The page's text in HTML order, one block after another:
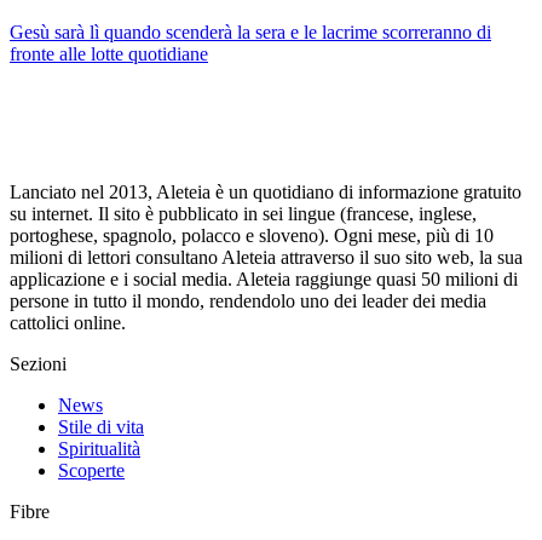
Gesù sarà lì quando scenderà la sera e le lacrime scorreranno di
fronte alle lotte quotidiane
Lanciato nel 2013, Aleteia è un quotidiano di informazione gratuito
su internet. Il sito è pubblicato in sei lingue (francese, inglese,
portoghese, spagnolo, polacco e sloveno). Ogni mese, più di 10
milioni di lettori consultano Aleteia attraverso il suo sito web, la sua
applicazione e i social media. Aleteia raggiunge quasi 50 milioni di
persone in tutto il mondo, rendendolo uno dei leader dei media
cattolici online.
Sezioni
News
Stile di vita
Spiritualità
Scoperte
Fibre